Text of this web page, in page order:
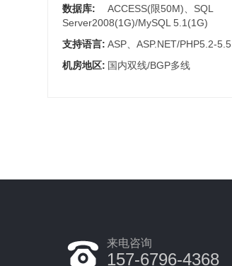
数据库:
ACCESS(限50M)、SQL
Server2008(1G)/MySQL 5.1(1G)
支持语言: ASP、ASP.NET/PHP5.2-5.5
机房地区: 国内双线/BGP多线
来电咨询
157-6796-4368